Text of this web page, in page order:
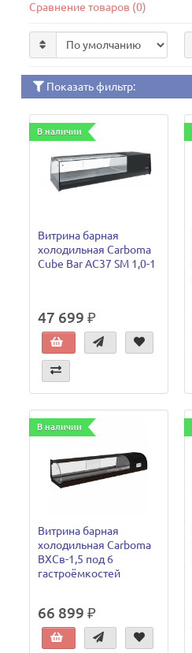
Сравнение товаров (0)
Показать фильтр:
В наличии
Витрина барная
холодильная Carboma
Cube Bar AC37 SM 1,0-1
47 699 ₽
В наличии
Витрина барная
холодильная Carboma
ВХСв-1,5 под 6
гастроёмкостей
66 899 ₽